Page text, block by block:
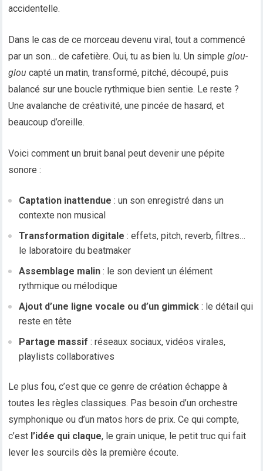
accidentelle.
Dans le cas de ce morceau devenu viral, tout a commencé
par un son… de cafetière. Oui, tu as bien lu. Un simpleglou-
glou capté un matin, transformé, pitché, découpé, puis
balancé sur une boucle rythmique bien sentie. Le reste ?
Une avalanche de créativité, une pincée de hasard, et
beaucoup d’oreille.
Voici comment un bruit banal peut devenir une pépite
sonore :
Captation inattendue : un son enregistré dans un
contexte non musical
Transformation digitale : effets, pitch, reverb, filtres…
le laboratoire du beatmaker
Assemblage malin : le son devient un élément
rythmique ou mélodique
Ajout d’une ligne vocale ou d’un gimmick : le détail qui
reste en tête
Partage massif : réseaux sociaux, vidéos virales,
playlists collaboratives
Le plus fou, c’est que ce genre de création échappe à
toutes les règles classiques. Pas besoin d’un orchestre
symphonique ou d’un matos hors de prix. Ce qui compte,
c’est l’idée qui claque, le grain unique, le petit truc qui fait
lever les sourcils dès la première écoute.